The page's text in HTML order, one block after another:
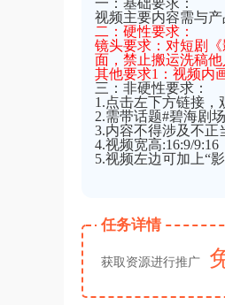
一：基础要求：
视频主要内容需与
二：硬性要求：
镜头要求：对短剧
面，禁止搬运洗稿他
其他要求1：视频内
三：非硬性要求：
1.点击左下方链接，
2.需带话题#碧海剧
3.内容不得涉及不正
4.视频宽高:16:9/9:16
5.视频左边可加上“
任务详情
获取资源进行推广